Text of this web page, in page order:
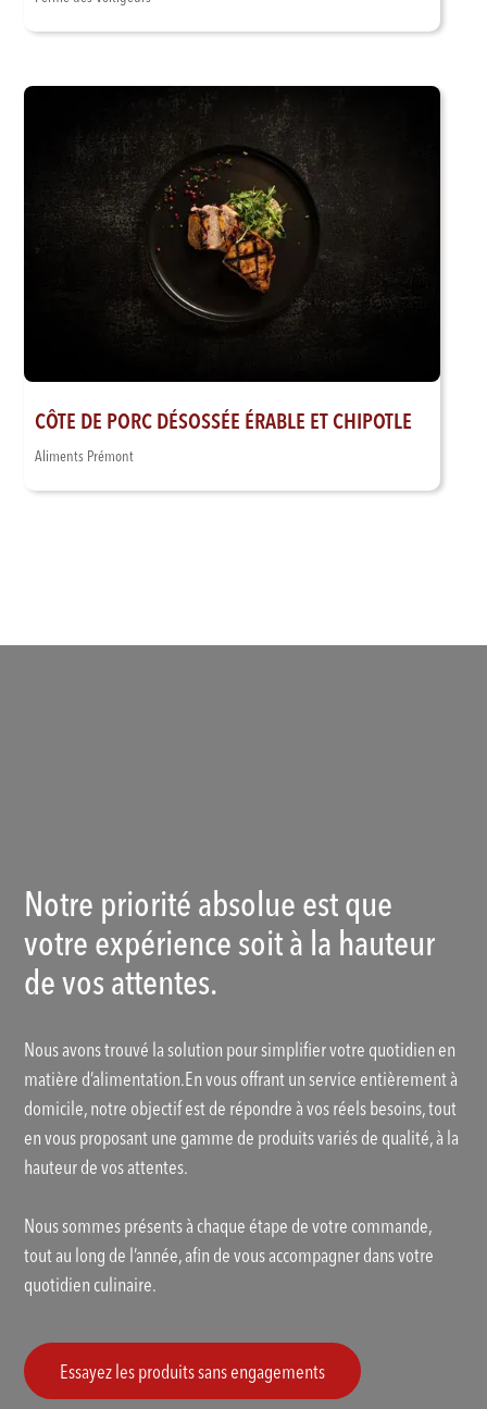
CÔTE DE PORC DÉSOSSÉE ÉRABLE ET CHIPOTLE
Aliments Prémont
Notre priorité absolue est que
votre expérience soit à la hauteur
de vos attentes.
Nous avons trouvé la solution pour simplifier votre quotidien en
matière d’alimentation.En vous offrant un service entièrement à
domicile, notre objectif est de répondre à vos réels besoins, tout
en vous proposant une gamme de produits variés de qualité, à la
hauteur de vos attentes.
Nous sommes présents à chaque étape de votre commande,
tout au long de l’année, afin de vous accompagner dans votre
quotidien culinaire.
Essayez les produits sans engagements